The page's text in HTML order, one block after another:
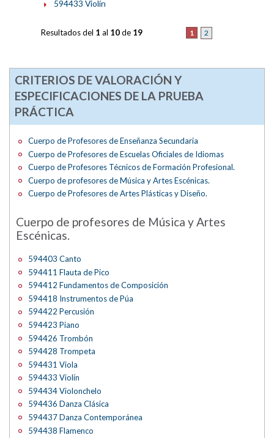
594433 Violín
1 2
Resultados del 1 al 10de 19
CRITERIOS DE VALORACIÓN Y
ESPECIFICACIONES DE LA PRUEBA
PRÁCTICA
Cuerpo de Profesores de Enseñanza Secundaria
Cuerpo de Profesores de Escuelas Oficiales de Idiomas
Cuerpo de Profesores Técnicos de Formación Profesional.
Cuerpo de profesores de Música y Artes Escénicas.
Cuerpo de Profesores de Artes Plásticas y Diseño.
Cuerpo de profesores de Música y Artes
Escénicas.
594403 Canto
594411 Flauta de Pico
594412 Fundamentos de Composición
594418 Instrumentos de Púa
594422 Percusión
594423 Piano
594426 Trombón
594428 Trompeta
594431 Viola
594433 Violín
594434 Violonchelo
594436 Danza Clásica
594437 Danza Contemporánea
594438 Flamenco